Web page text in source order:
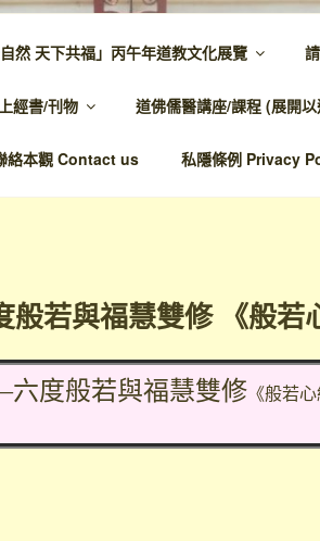
頁
，百業昌興
自然 天下共福」丙午年道教文化展覽
經書/刊物 道佛儒醫講座/課程 (展開
絡本觀 Contact us 私隱條例 Privacy
般若與福慧雙修 《般若
度般若與福慧雙修 《般若